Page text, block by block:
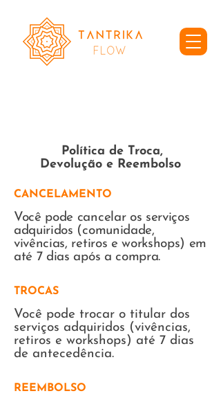
Política de Troca,
Devolução e Reembolso
CANCELAMENTO
Você pode cancelar os serviços
adquiridos (comunidade,
vivências, retiros e workshops) em
até 7 dias após a compra.
TROCAS
Você pode trocar o titular dos
serviços adquiridos (vivências,
retiros e workshops) até 7 dias
de antecedência.
REEMBOLSO